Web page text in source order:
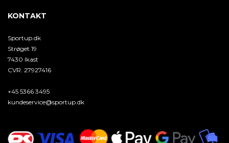
KONTAKT
Sportup.dk
Strøget 19
7430 Ikast
CVR. 27927416
+45 5366 3495
kundeservice@sportup.dk